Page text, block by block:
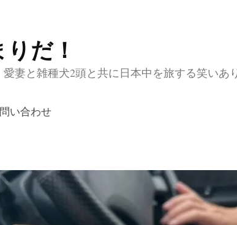
だ！
妻と雑種犬2頭と共に日本中を旅する笑いあ
い合わせ